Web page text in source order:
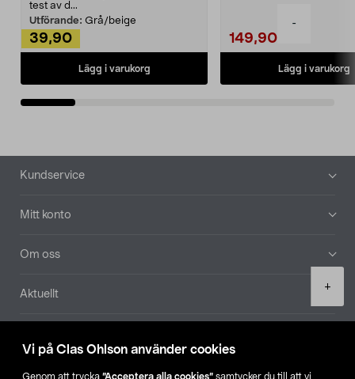
Vi på Clas Ohlson använder cookies
Genom att trycka ”Acceptera alla cookies” samtycker du till att vi
-
+
test av d...
Utförande: Grå/beige
39,90
Lägg i varukorg
149,90
Lägg i varukorg
Sidfot
Kundservice
Mitt konto
Om oss
Aktuellt
Hitta butik